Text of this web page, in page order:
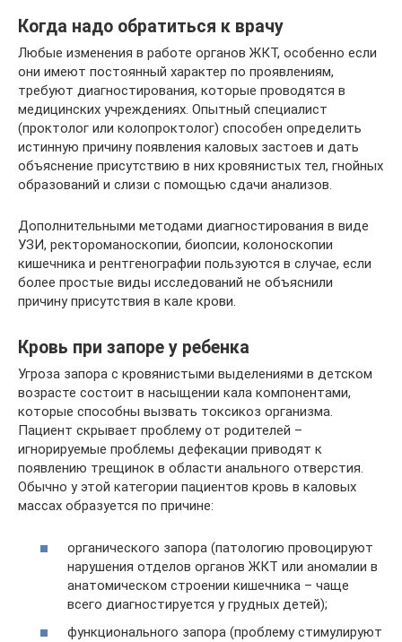
Когда надо обратиться к врачу
Любые изменения в работе органов ЖКТ, особенно если
они имеют постоянный характер по проявлениям,
требуют диагностирования, которые проводятся в
медицинских учреждениях. Опытный специалист
(проктолог или колопроктолог) способен определить
истинную причину появления каловых застоев и дать
объяснение присутствию в них кровянистых тел, гнойных
образований и слизи с помощью сдачи анализов.
Дополнительными методами диагностирования в виде
УЗИ, ректороманоскопии, биопсии, колоноскопии
кишечника и рентгенографии пользуются в случае, если
более простые виды исследований не объяснили
причину присутствия в кале крови.
Кровь при запоре у ребенка
Угроза запора с кровянистыми выделениями в детском
возрасте состоит в насыщении кала компонентами,
которые способны вызвать токсикоз организма.
Пациент скрывает проблему от родителей –
игнорируемые проблемы дефекации приводят к
появлению трещинок в области анального отверстия.
Обычно у этой категории пациентов кровь в каловых
массах образуется по причине:
органического запора (патологию провоцируют
нарушения отделов органов ЖКТ или аномалии в
анатомическом строении кишечника – чаще
всего диагностируется у грудных детей);
функционального запора (проблему стимулируют